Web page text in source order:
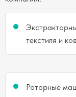
текстиля и
Роторные